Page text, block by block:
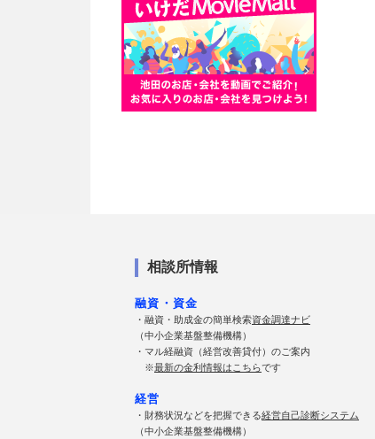
相談所情報
融資・資金
・融資・助成金の簡単検索資金調達ナビ
（中小企業基盤整備機構）
・マル経融資（経営改善貸付）のご案内
※最新の金利情報はこちらです
経営
・財務状況などを把握できる経営自己診断システム
（中小企業基盤整備機構）